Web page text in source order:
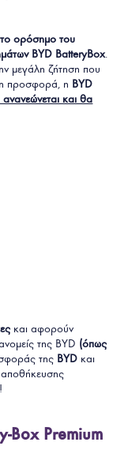
το ορόσημο του
BYD BatteryBox.
μεγάλη ζήτηση που
η προσφορά, η BYD
και θα
και αφορούν
της BYD (όπως
της BYD και
αποθήκευσης
Box Premium